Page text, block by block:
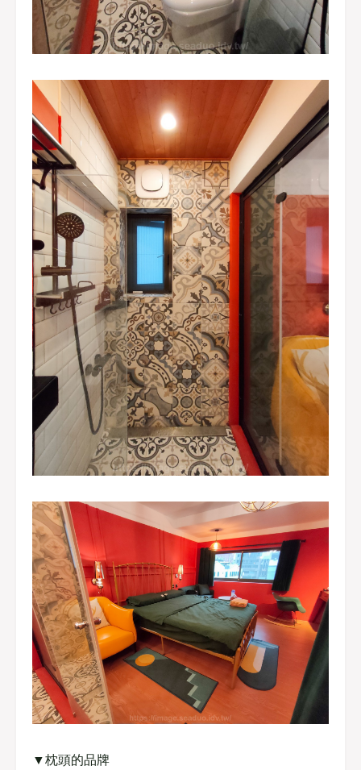
▼枕頭的品牌